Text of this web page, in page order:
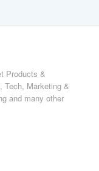
Products &
Tech, Marketing &
and many other